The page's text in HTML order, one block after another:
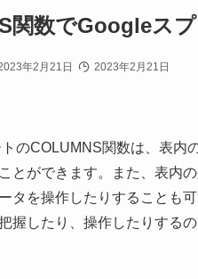
関数でGoogleス
年2月21日 2023年2月21日
のCOLUMNS関数は、表内
とができます。また、表内
タを操作したりすることも
握したり、操作したりする